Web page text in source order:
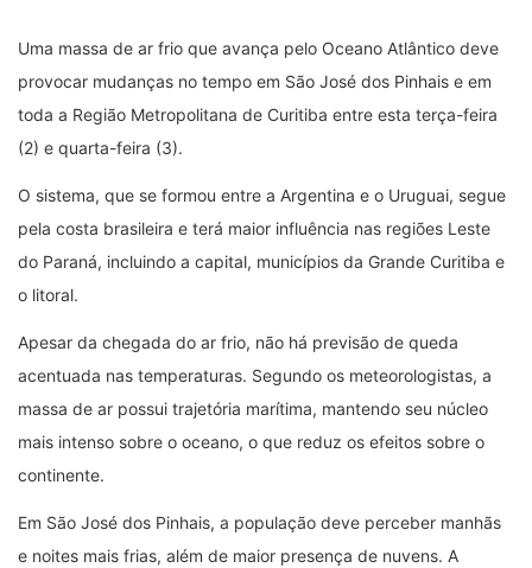
Uma massa de ar frio que avança pelo Oceano Atlântico deve
provocar mudanças no tempo em São José dos Pinhais e em
toda a Região Metropolitana de Curitiba entre esta terça-feira
(2) e quarta-feira (3).
O sistema, que se formou entre a Argentina e o Uruguai, segue
pela costa brasileira e terá maior influência nas regiões Leste
do Paraná, incluindo a capital, municípios da Grande Curitiba e
o litoral.
Apesar da chegada do ar frio, não há previsão de queda
acentuada nas temperaturas. Segundo os meteorologistas, a
massa de ar possui trajetória marítima, mantendo seu núcleo
mais intenso sobre o oceano, o que reduz os efeitos sobre o
continente.
Em São José dos Pinhais, a população deve perceber manhãs
e noites mais frias, além de maior presença de nuvens. A